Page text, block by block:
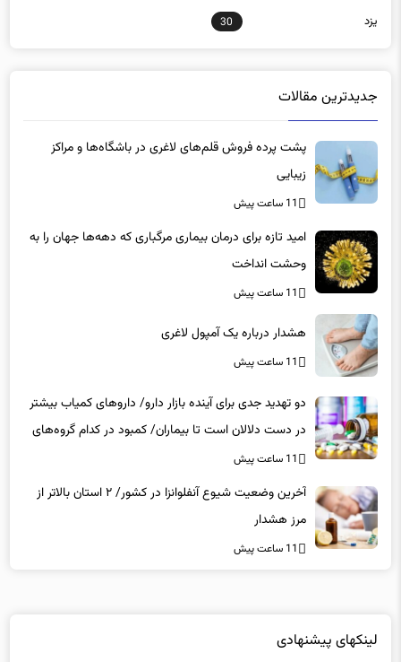
یزد 30
جدیدترین مقالات
پشت پرده فروش قلم‌های لاغری در باشگاه‌ها و مراکز
زیبایی
11 ساعت پیش
امید تازه برای درمان بیماری مرگباری که دهه‌ها جهان را به
وحشت انداخت
11 ساعت پیش
هشدار درباره یک آمپول لاغری
11 ساعت پیش
دو تهدید جدی برای آینده بازار دارو/ داروهای کمیاب بیشتر
در دست دلالان است تا بیماران/ کمبود در کدام گروه‌های
دارویی محسوس‌تر است؟
11 ساعت پیش
آخرین وضعیت شیوع آنفلوانزا در کشور/ ۲ استان بالاتر از
مرز هشدار
11 ساعت پیش
لینکهای پیشنهادی